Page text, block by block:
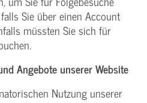
Sie über einen Account
müssten Sie sich für
Angebote unserer Website
Nutzung unserer